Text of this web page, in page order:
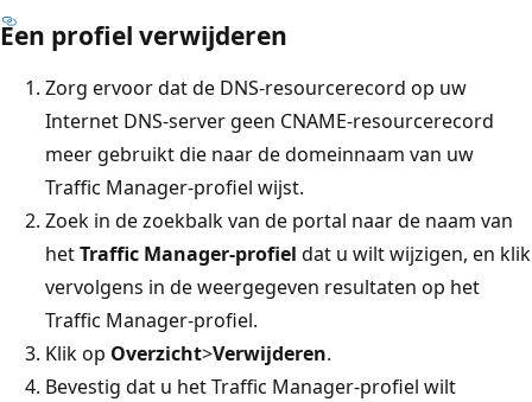
Een profiel verwijderen
Zorg ervoor dat de DNS-resourcerecord op uw
Internet DNS-server geen CNAME-resourcerecord
meer gebruikt die naar de domeinnaam van uw
Traffic Manager-profiel wijst.
Zoek in de zoekbalk van de portal naar de naam van
hetTraffic Manager-profiel dat u wilt wijzigen, en klik
vervolgens in de weergegeven resultaten op het
Traffic Manager-profiel.
Klik op Overzicht>Verwijderen.
Bevestig dat u het Traffic Manager-profiel wilt